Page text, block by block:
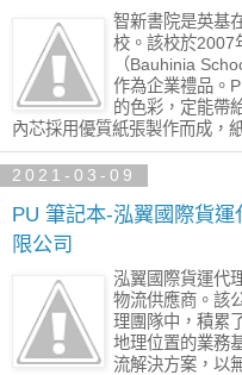
智新書院是英基
校。該校於2007
（Bauhinia
作為企業禮品。
的色彩，定能帶
內芯採用優質紙張製作而成，
2021-03-09
PU 筆記本-泓翼國際貨運
限公司
泓翼國際貨運代
物流供應商。該
理團隊中，積累
地理位置的業務
流解決方案，以